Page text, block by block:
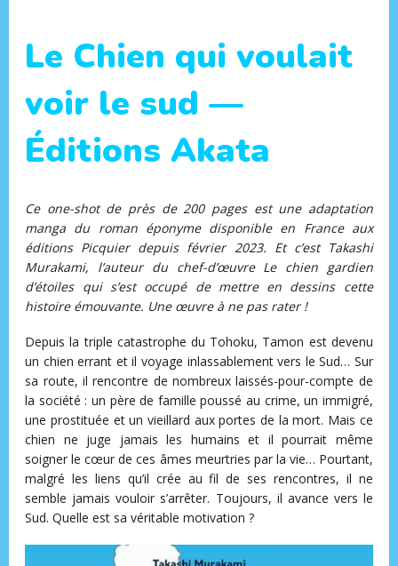
Le Chien qui voulait
voir le sud —
Éditions Akata
Ce one-shot de près de 200 pages est une adaptation
manga du roman éponyme disponible en France aux
éditions Picquier depuis février 2023. Et c’est Takashi
Murakami, l’auteur du chef-d’œuvre Le chien gardien
d’étoiles qui s’est occupé de mettre en dessins cette
histoire émouvante. Une œuvre à ne pas rater !
Depuis la triple catastrophe du Tohoku, Tamon est devenu
un chien errant et il voyage inlassablement vers le Sud… Sur
sa route, il rencontre de nombreux laissés-pour-compte de
la société : un père de famille poussé au crime, un immigré,
une prostituée et un vieillard aux portes de la mort. Mais ce
chien ne juge jamais les humains et il pourrait même
soigner le cœur de ces âmes meurtries par la vie… Pourtant,
malgré les liens qu’il crée au fil de ses rencontres, il ne
semble jamais vouloir s’arrêter. Toujours, il avance vers le
Sud. Quelle est sa véritable motivation ?